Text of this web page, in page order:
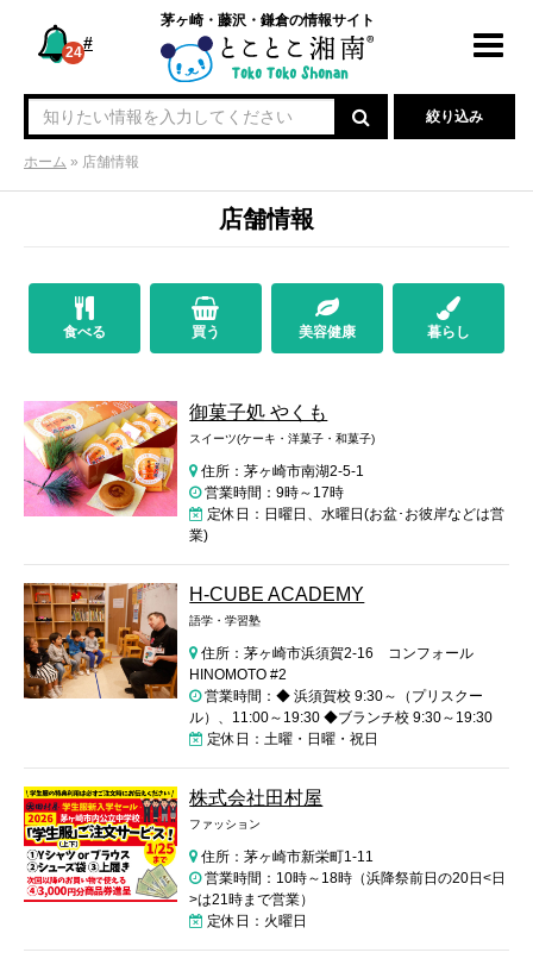
#
24
茅ヶ崎・藤沢・鎌倉の情報サイト
絞り込み
ホーム » 店舗情報
店舗情報
食べる 買う 美容健康 暮らし
御菓子処 やくも
スイーツ(ケーキ・洋菓子・和菓子)
住所：茅ヶ崎市南湖2-5-1
営業時間：9時～17時
定休日：日曜日、水曜日(お盆･お彼岸などは営
業)
H-CUBE ACADEMY
語学・学習塾
住所：茅ヶ崎市浜須賀2-16 コンフォール
HINOMOTO #2
営業時間：◆ 浜須賀校 9:30～（プリスクー
ル）、11:00～19:30 ◆ブランチ校 9:30～19:30
定休日：土曜・日曜・祝日
株式会社田村屋
ファッション
住所：茅ヶ崎市新栄町1-11
営業時間：10時～18時（浜降祭前日の20日<日
>は21時まで営業）
定休日：火曜日